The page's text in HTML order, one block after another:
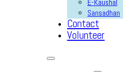
E-Kaushal
Sansadhan
Contact
Volunteer